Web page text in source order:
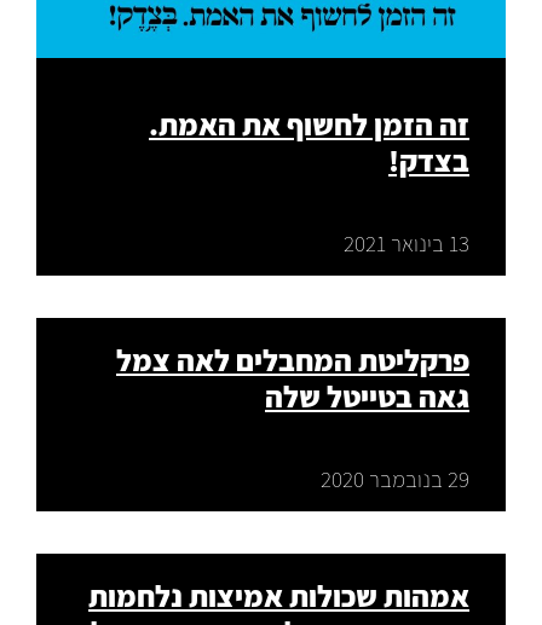
זה הזמן לחשוף את האמת.
בצדק!
13 בינואר 2021
פרקליטת המחבלים לאה צמל
גאה בטייטל שלה
29 בנובמבר 2020
אמהות שכולות אמיצות נלחמות